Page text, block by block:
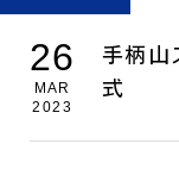
26
MAR
2023
手柄山
式